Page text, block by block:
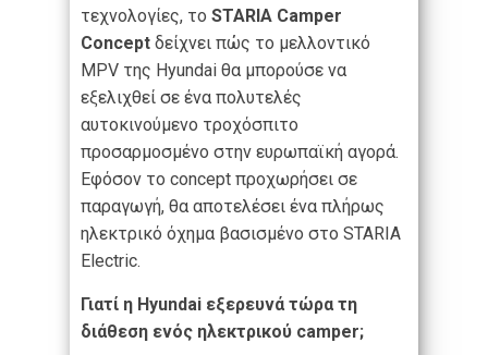
τεχνολογίες, το STARIA Camper
Concept δείχνει πώς το μελλοντικό
MPV της Hyundai θα μπορούσε να
εξελιχθεί σε ένα πολυτελές
αυτοκινούμενο τροχόσπιτο
προσαρμοσμένο στην ευρωπαϊκή αγορά.
Εφόσον το concept προχωρήσει σε
παραγωγή, θα αποτελέσει ένα πλήρως
ηλεκτρικό όχημα βασισμένο στο STARIA
Electric.
Γιατί η Hyundai εξερευνά τώρα τη
διάθεση ενός ηλεκτρικού camper;